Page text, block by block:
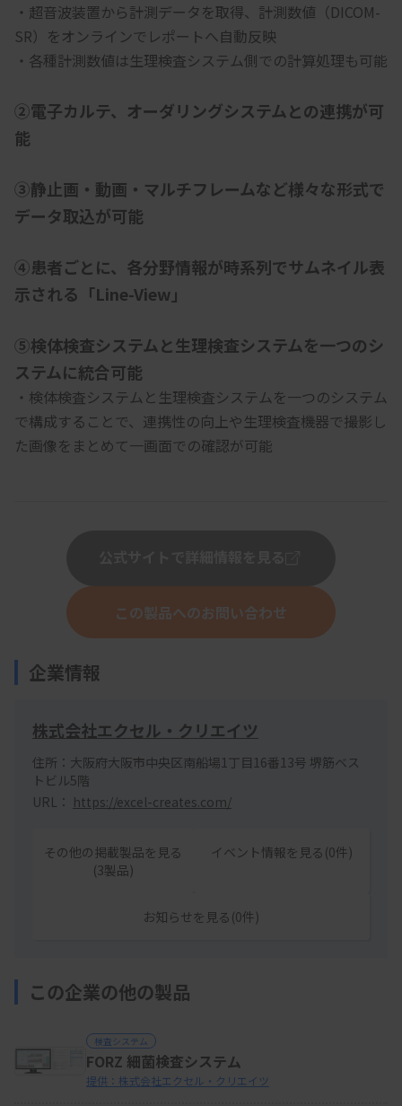
・超音波装置から計測データを取得、計測数値（DICOM-
SR）をオンラインでレポートへ自動反映
・各種計測数値は生理検査システム側での計算処理も可能
②電子カルテ、オーダリングシステムとの連携が可
能
③静止画・動画・マルチフレームなど様々な形式で
データ取込が可能
➃患者ごとに、各分野情報が時系列でサムネイル表
示される「Line-View」
⑤検体検査システムと生理検査システムを一つのシ
ステムに統合可能
・検体検査システムと生理検査システムを一つのシステム
で構成することで、連携性の向上や生理検査機器で撮影し
た画像をまとめて一画面での確認が可能
この製品へのお問い合わせ
企業情報
株式会社エクセル・クリエイツ
住所：大阪府大阪市中央区南船場1丁目16番13号 堺筋ベス
トビル5階
URL： https://excel-creates.com/
その他の掲載製品を見る
(3製品)
イベント情報を見る(0件)
お知らせを見る(0件)
この企業の他の製品
検査システム
FORZ 細菌検査システム
提供：株式会社エクセル・クリエイツ